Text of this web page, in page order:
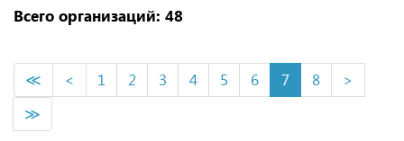
Всего организаций: 48
≪ < 1 2 3 4 5 6 7 8
>
≫